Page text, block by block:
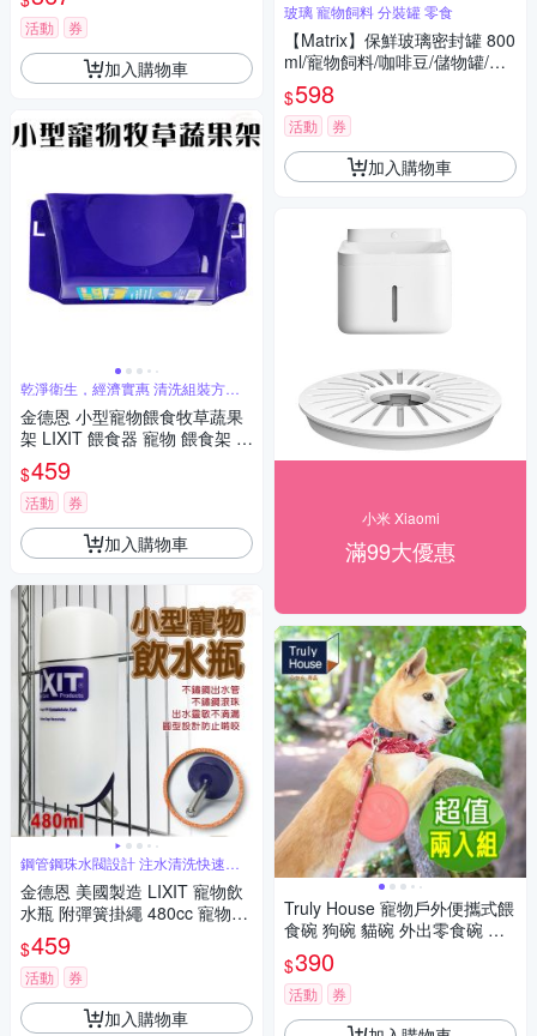
物飲水
活動 券
加入購物車
乾淨衛生，經濟實惠 清洗組裝方便
快速
金德恩 小型寵物餵食牧草蔬果
架 LIXIT 餵食器 寵物 餵食架 牧
草架 蔬果架 餵食 器具 餵食碗
$459
活動 券
加入購物車
鋼管鋼珠水閥設計 注水清洗快速方
便
金德恩 美國製造 LIXIT 寵物飲
水瓶 附彈簧掛繩 480cc 寵物飲
水瓶 寵物飲水器 飲水器 LIXIT
$459
活動 券
加入購物車
玻璃 寵物飼料 分裝罐 零食
【Matrix】保鮮玻璃密封罐 800
ml/寵物飼料/咖啡豆/儲物罐/分
裝/收納/防潮/防霉/乾燥/耐高溫/
簡約
$598
活動 券
加入購物車
小米 Xiaomi
滿99大優惠
Truly House 寵物戶外便攜式餵
食碗 狗碗 貓碗 外出零食碗 露
營寵物碗 飼料碗 飲水碗 超值兩
入組(兩色任選)
$390
活動 券